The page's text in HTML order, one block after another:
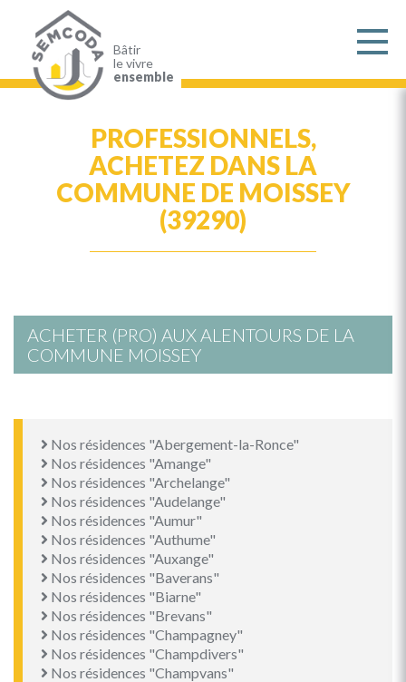
contenu
principal
Bâtir
le vivre
ensemble
PROFESSIONNELS,
ACHETEZ DANS LA
COMMUNE DE MOISSEY
(39290)
ACHETER (PRO) AUX ALENTOURS DE LA
COMMUNE MOISSEY
Nos résidences "Abergement-la-Ronce"
Nos résidences "Amange"
Nos résidences "Archelange"
Nos résidences "Audelange"
Nos résidences "Aumur"
Nos résidences "Authume"
Nos résidences "Auxange"
Nos résidences "Baverans"
Nos résidences "Biarne"
Nos résidences "Brevans"
Nos résidences "Champagney"
Nos résidences "Champdivers"
Nos résidences "Champvans"